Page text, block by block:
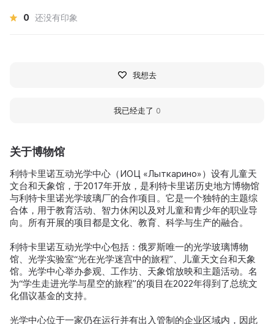
关于博物馆
利特卡里诺互动光学中心（ИОЦ «Лыткарино»）设有儿童天
文台和天象馆，于2017年开放，是利特卡里诺历史地方博物馆
与利特卡里诺光学玻璃厂的合作项目。它是一个独特的主题综
合体，用于教育活动、智力休闲以及对儿童和青少年的职业导
向。所有开展的项目都是文化、教育、科学与生产的融合。
利特卡里诺互动光学中心包括：俄罗斯唯一的光学玻璃博物
馆、光学实验室“光在光学迷宫中的旅程”、儿童天文台和天象
馆。光学中心举办参观、工作坊、天象馆放映和主题活动。名
为“学生走进光学与星空的旅程”的项目在2022年得到了总统文
化倡议基金的支持。
光学中心位于一家仍在运行并有出入管制的企业区域内，因此
0 还没有印象
我想去
我已经走了 0